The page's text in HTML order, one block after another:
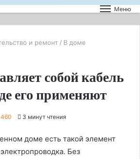
Меню
и ремонт / В доме
собой кабель
его применяют
460 3 минут чтения
доме есть такой элемент
Без